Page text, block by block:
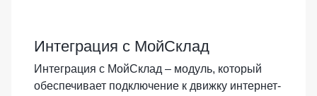
Интеграция с МойСклад
Интеграция с МойСклад – модуль, который
обеспечивает подключение к движку интернет-